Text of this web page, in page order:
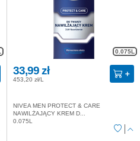
0.075L
33,99 zł
453,20 zł/L
NIVEA MEN PROTECT & CARE
NAWILŻAJĄCY KREM D...
0.075L